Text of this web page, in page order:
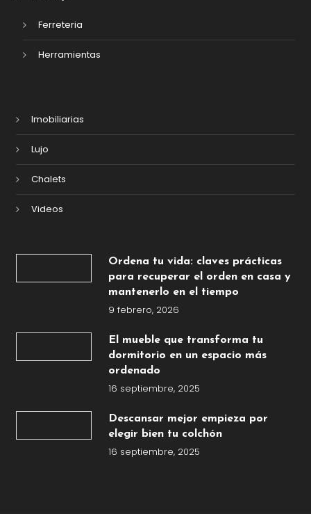
Ferreteria
Herramientas
Imobiliarias
Lujo
Chalets
Videos
Ordena tu vida: claves prácticas
para recuperar el orden en casa y
mantenerlo en el tiempo
9 febrero, 2026
El mueble que transforma tu
dormitorio en un espacio más
ordenado
16 septiembre, 2025
Descansar mejor empieza por
elegir bien tu colchón
16 septiembre, 2025